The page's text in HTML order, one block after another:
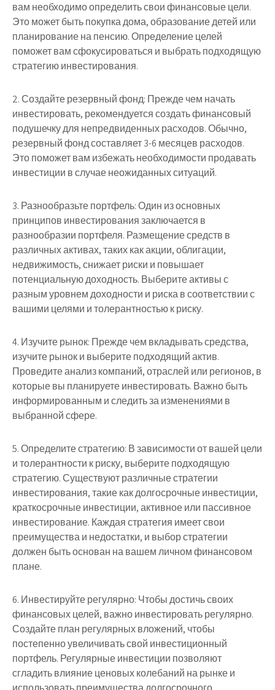
вам необходимо определить свои финансовые цели.
Это может быть покупка дома, образование детей или
планирование на пенсию. Определение целей
поможет вам сфокусироваться и выбрать подходящую
стратегию инвестирования.
2. Создайте резервный фонд: Прежде чем начать
инвестировать, рекомендуется создать финансовый
подушечку для непредвиденных расходов. Обычно,
резервный фонд составляет 3-6 месяцев расходов.
Это поможет вам избежать необходимости продавать
инвестиции в случае неожиданных ситуаций.
3. Разнообразьте портфель: Один из основных
принципов инвестирования заключается в
разнообразии портфеля. Размещение средств в
различных активах, таких как акции, облигации,
недвижимость, снижает риски и повышает
потенциальную доходность. Выберите активы с
разным уровнем доходности и риска в соответствии с
вашими целями и толерантностью к риску.
4. Изучите рынок: Прежде чем вкладывать средства,
изучите рынок и выберите подходящий актив.
Проведите анализ компаний, отраслей или регионов, в
которые вы планируете инвестировать. Важно быть
информированным и следить за изменениями в
выбранной сфере.
5. Определите стратегию: В зависимости от вашей цели
и толерантности к риску, выберите подходящую
стратегию. Существуют различные стратегии
инвестирования, такие как долгосрочные инвестиции,
краткосрочные инвестиции, активное или пассивное
инвестирование. Каждая стратегия имеет свои
преимущества и недостатки, и выбор стратегии
должен быть основан на вашем личном финансовом
плане.
6. Инвестируйте регулярно: Чтобы достичь своих
финансовых целей, важно инвестировать регулярно.
Создайте план регулярных вложений, чтобы
постепенно увеличивать свой инвестиционный
портфель. Регулярные инвестиции позволяют
сгладить влияние ценовых колебаний на рынке и